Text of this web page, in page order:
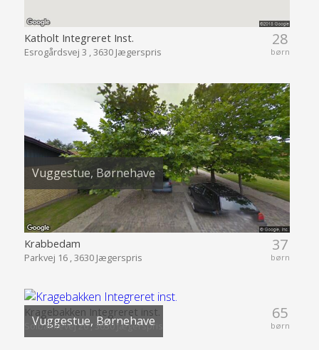
28
børn
Katholt Integreret Inst.
Esrogårdsvej 3 , 3630 Jægerspris
Vuggestue, Børnehave
37
børn
Krabbedam
Parkvej 16 , 3630 Jægerspris
Vuggestue, Børnehave 65
børn
Kragebakken Integreret inst.
Solbakkevej 26 , 3630 Jægerspris